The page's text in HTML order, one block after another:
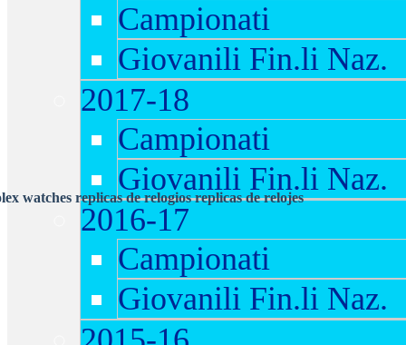
Campionati
Giovanili Fin.li Naz.
2017-18
Campionati
Giovanili Fin.li Naz.
2016-17
Campionati
Giovanili Fin.li Naz.
watches replicas de relogios replicas de relojes